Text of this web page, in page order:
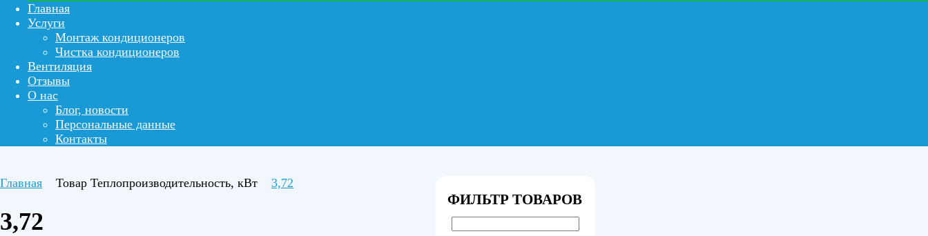
Главная
Услуги
Монтаж кондиционеров
Чистка кондиционеров
Вентиляция
Отзывы
О нас
Блог, новости
Персональные данные
Контакты
Главная Товар Теплопроизводительность, кВт 3,72
3,72
ФИЛЬТР ТОВАРОВ